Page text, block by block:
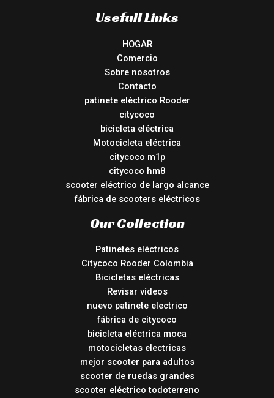
Usefull Links
HOGAR
Comercio
Sobre nosotros
Contacto
patinete eléctrico Rooder
citycoco
bicicleta eléctrica
Motocicleta eléctrica
citycoco m1p
citycoco hm8
scooter eléctrico de largo alcance
fábrica de scooters eléctricos
Our Collection
Patinetes eléctricos
Citycoco Rooder Colombia
Bicicletas eléctricas
Revisar vídeos
nuevo patinete electrico
fábrica de citycoco
bicicleta eléctrica moca
motocicletas electricas
mejor scooter para adultos
scooter de ruedas grandes
scooter eléctrico todoterreno